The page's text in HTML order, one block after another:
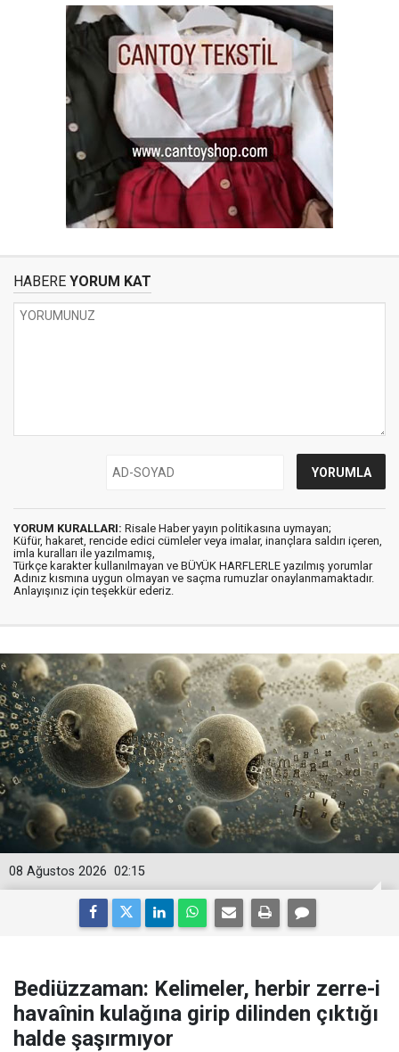
HABERE YORUM KAT
YORUM KURALLARI: Risale Haber yayın politikasına uymayan;
Küfür, hakaret, rencide edici cümleler veya imalar, inançlara saldırı içeren,
imla kuralları ile yazılmamış,
Türkçe karakter kullanılmayan ve BÜYÜK HARFLERLE yazılmış yorumlar
Adınız kısmına uygun olmayan ve saçma rumuzlar onaylanmamaktadır.
Anlayışınız için teşekkür ederiz.
02:15
08 Ağustos 2026
Bediüzzaman: Kelimeler, herbir zerre-i
havaînin kulağına girip dilinden çıktığı
halde şaşırmıyor